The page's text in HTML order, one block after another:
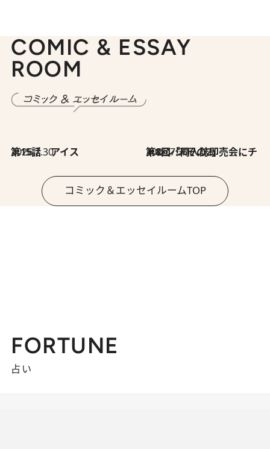
COMIC & ESSAY
ROOM
2026.7.30
第15話 アイス 2026.7.30
第8回「同人誌即売会にチャレンジ その2」
コミック＆エッセイルームTOP
FORTUNE
占い